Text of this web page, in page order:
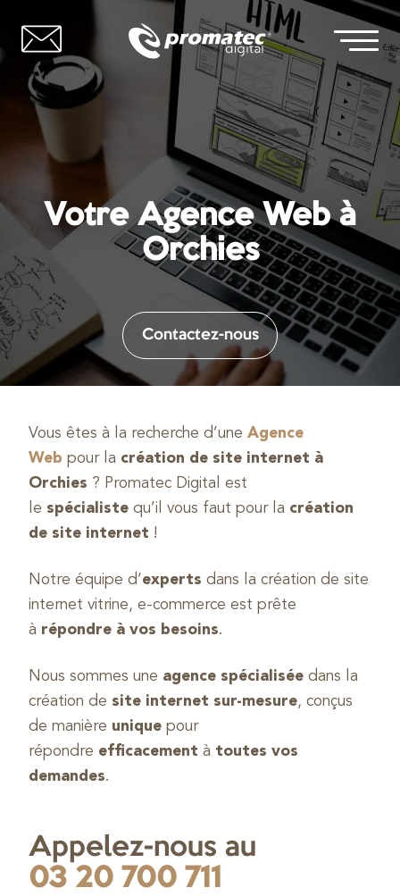
Votre Agence Web à
Orchies
Contactez-nous
Vous êtes à la recherche d’une Agence
Web pour la création de site internet à
Orchies ? Promatec Digital est
le spécialiste qu’il vous faut pour la création
de site internet !
Notre équipe d’experts dans la création de site
internet vitrine, e-commerce est prête
à répondre à vos besoins.
Nous sommes une agence spécialisée dans la
création de site internet sur-mesure, conçus
de manière unique pour
répondre efficacement à toutes vos
demandes.
Appelez-nous au
03 20 700 711